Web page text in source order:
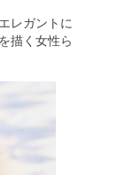
レガントに
描く女性ら